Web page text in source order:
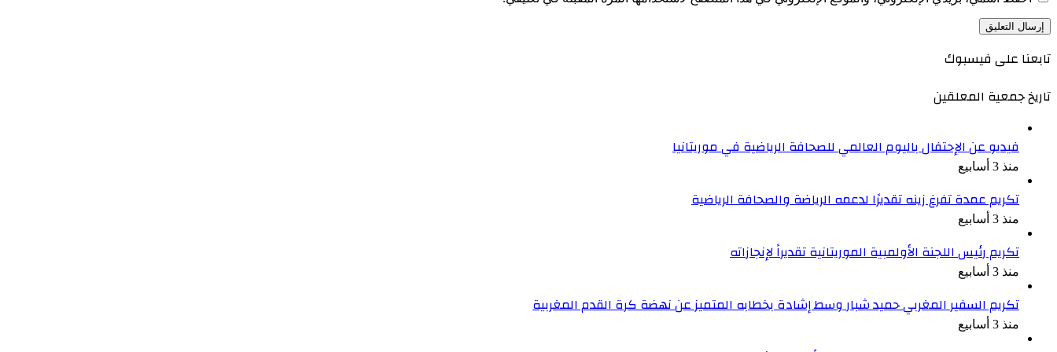
تابعنا على فيسبوك
تاريخ جمعية المعلقين
فيديو عن الإحتفال باليوم العالمي للصحافة الرياضية في موريتانيا
منذ 3 أسابيع
تكريم عمدة تفرغ زينه تقديرًا لدعمه الرياضة والصحافة الرياضية
منذ 3 أسابيع
تكريم رئيس اللجنة الأولمبية الموريتانية تقديراً لإنجازاته
منذ 3 أسابيع
تكريم السفير المغربي حميد شبار وسط إشادة بخطابه المتميز عن نهضة كرة القدم المغربية
منذ 3 أسابيع